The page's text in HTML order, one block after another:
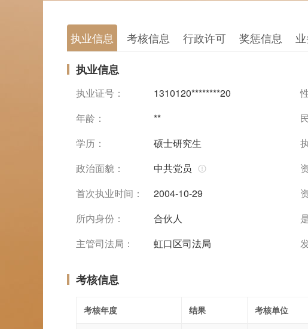
执业信息 考核信息 行政许可 奖惩信息
执业信息
执业证号： 1310120********20
年龄：
**
学历：
硕士研究生
政治面貌：
中共党员
首次执业时间：
2004-10-29
所内身份：
合伙人
主管司法局：
虹口区司法局
考核信息
考核年度 结果 考核单位